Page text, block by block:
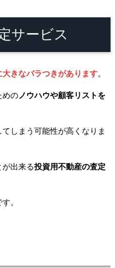
サービス
大きなバラつきがあります。
めの ノウハウや顧客リストを
てしまう可能性が高くなりま
が出来る投資用不動産の査定
。